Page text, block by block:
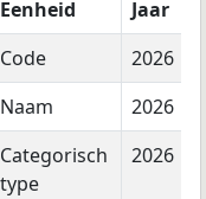
Eenheid
Jaar
Code
2026
Naam
2026
Categorisch
type
2026